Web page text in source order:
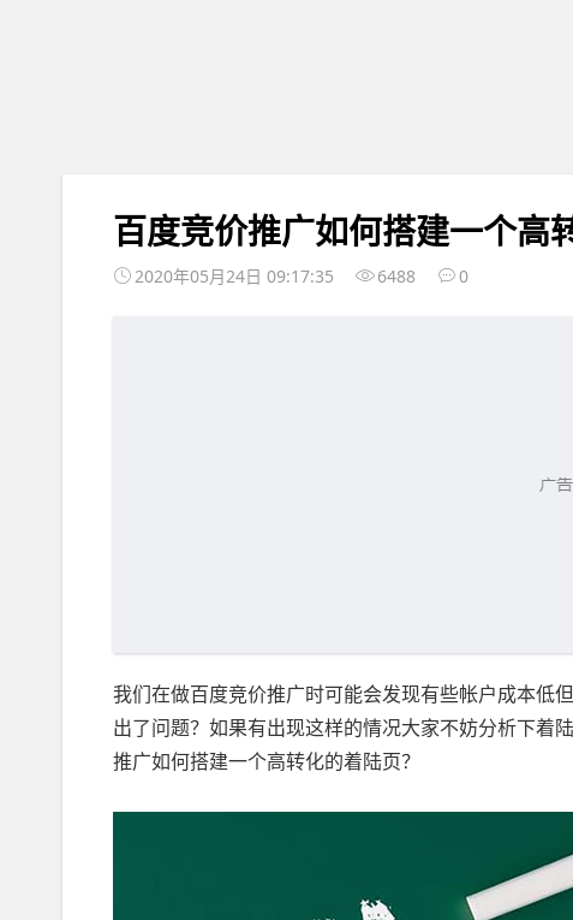
百度竞价推广如何搭建一个高
2020年05月24日 09:17:35 6488 0
我们在做百度竞价推广时可能会发现有些帐户成本低
出了问题？如果有出现这样的情况大家不妨分析下着
推广如何搭建一个高转化的着陆页？